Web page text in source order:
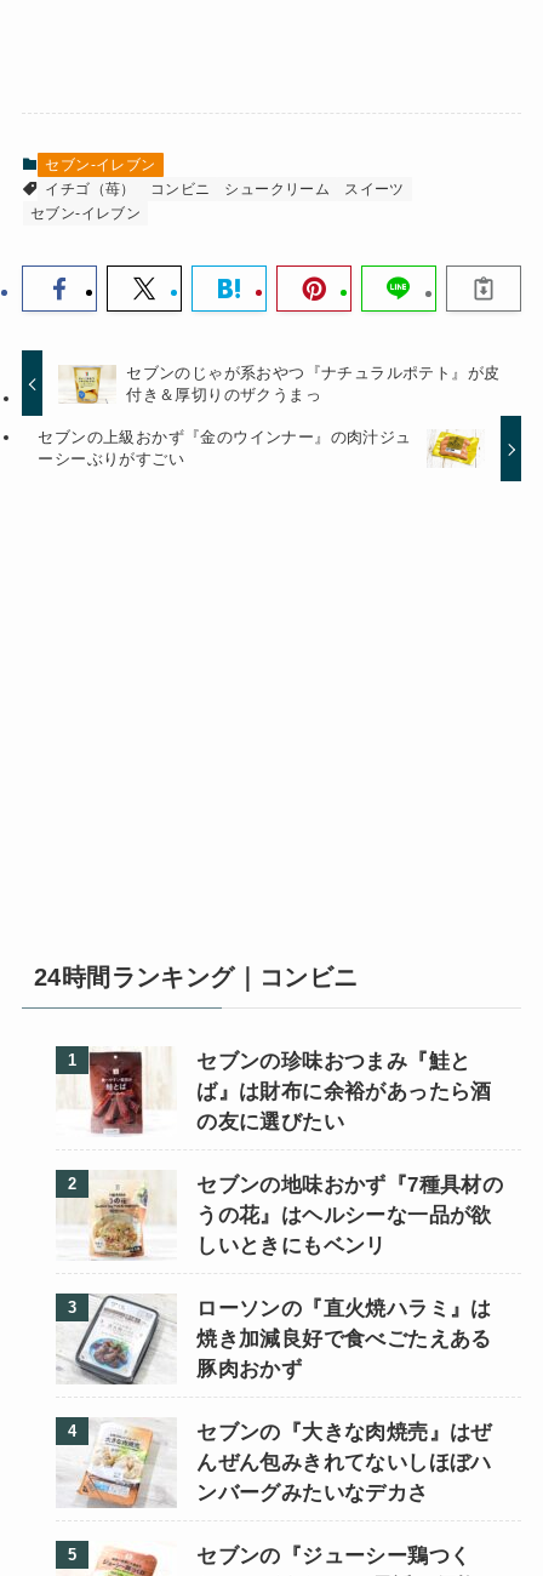
セブン-イレブン
イチゴ（苺）
コンビニ シュークリーム
スイーツ
セブン-イレブン
セブンのじゃが系おやつ『ナチュラルポテト』が皮
付き＆厚切りのザクうまっ
セブンの上級おかず『金のウインナー』の肉汁ジュ
ーシーぶりがすごい
24時間ランキング｜コンビニ
セブンの珍味おつまみ『鮭と
ば』は財布に余裕があったら酒
の友に選びたい
セブンの地味おかず『7種具材の
うの花』はヘルシーな一品が欲
しいときにもベンリ
ローソンの『直火焼ハラミ』は
焼き加減良好で食べごたえある
豚肉おかず
セブンの『大きな肉焼売』はぜ
んぜん包みきれてないしほぼハ
ンバーグみたいなデカさ
セブンの『ジューシー鶏つく